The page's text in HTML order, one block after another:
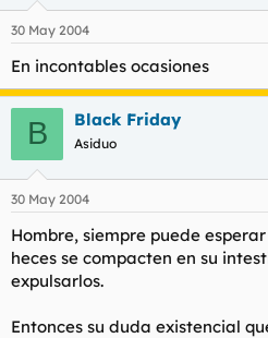
30 May 2004
En incontables ocasiones
B Black Friday
Asiduo
30 May 2004
Hombre, siempre puede
heces se compacten en su
expulsarlos.
Entonces su duda existencial